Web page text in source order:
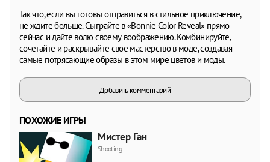
Так что, если вы готовы отправиться в стильное приключение,
не ждите больше. Сыграйте в «Bonnie Color Reveal» прямо
сейчас и дайте волю своему воображению. Комбинируйте,
сочетайте и раскрывайте свое мастерство в моде, создавая
самые потрясающие образы в этом мире цветов и моды.
Добавить комментарий
ПОХОЖИЕ ИГРЫ
Мистер Ган
Shooting